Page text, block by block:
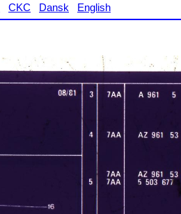
CKC Dansk
English